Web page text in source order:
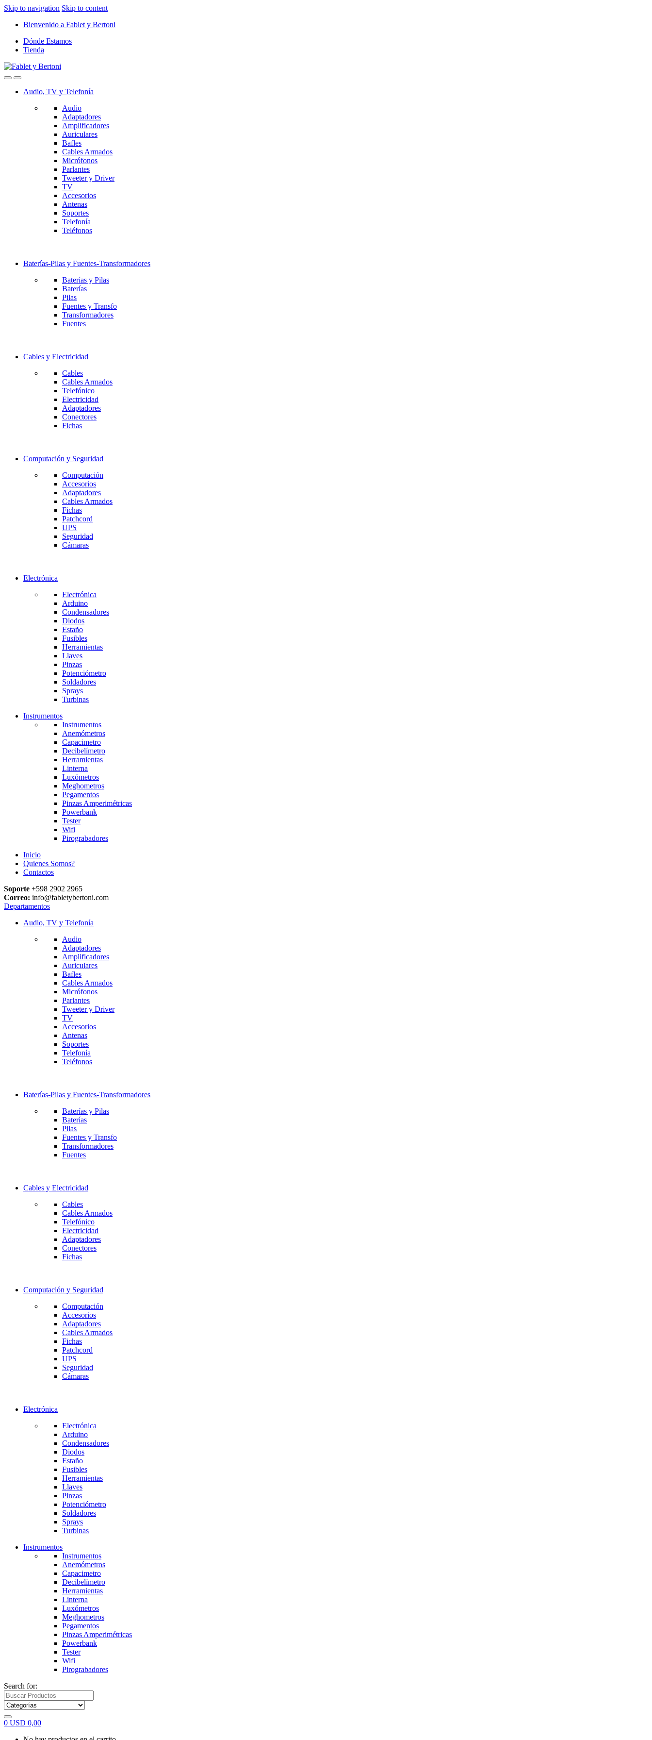
Skip to navigation Skip to content
Bienvenido a Fablet y Bertoni
Dónde Estamos
Tienda
Audio, TV y Telefonía
Audio
Adaptadores
Amplificadores
Auriculares
Bafles
Cables Armados
Micrófonos
Parlantes
Tweeter y Driver
TV
Accesorios
Antenas
Soportes
Telefonía
Teléfonos
Baterías-Pilas y Fuentes-Transformadores
Baterías y Pilas
Baterías
Pilas
Fuentes y Transfo
Transformadores
Fuentes
Cables y Electricidad
Cables
Cables Armados
Telefónico
Electricidad
Adaptadores
Conectores
Fichas
Computación y Seguridad
Computación
Accesorios
Adaptadores
Cables Armados
Fichas
Patchcord
UPS
Seguridad
Cámaras
Electrónica
Electrónica
Arduino
Condensadores
Diodos
Estaño
Fusibles
Herramientas
Llaves
Pinzas
Potenciómetro
Soldadores
Sprays
Turbinas
Instrumentos
Instrumentos
Anemómetros
Capacimetro
Decibelímetro
Herramientas
Linterna
Luxómetros
Meghometros
Pegamentos
Pinzas Amperimétricas
Powerbank
Tester
Wifi
Pirograbadores
Inicio
Quienes Somos?
Contactos
Soporte +598 2902 2965
Correo: info@fabletybertoni.com
Departamentos
Audio, TV y Telefonía
Audio
Adaptadores
Amplificadores
Auriculares
Bafles
Cables Armados
Micrófonos
Parlantes
Tweeter y Driver
TV
Accesorios
Antenas
Soportes
Telefonía
Teléfonos
Baterías-Pilas y Fuentes-Transformadores
Baterías y Pilas
Baterías
Pilas
Fuentes y Transfo
Transformadores
Fuentes
Cables y Electricidad
Cables
Cables Armados
Telefónico
Electricidad
Adaptadores
Conectores
Fichas
Computación y Seguridad
Computación
Accesorios
Adaptadores
Cables Armados
Fichas
Patchcord
UPS
Seguridad
Cámaras
Electrónica
Electrónica
Arduino
Condensadores
Diodos
Estaño
Fusibles
Herramientas
Llaves
Pinzas
Potenciómetro
Soldadores
Sprays
Turbinas
Instrumentos
Instrumentos
Anemómetros
Capacimetro
Decibelímetro
Herramientas
Linterna
Luxómetros
Meghometros
Pegamentos
Pinzas Amperimétricas
Powerbank
Tester
Wifi
Pirograbadores
Search for:
0 USD 0,00